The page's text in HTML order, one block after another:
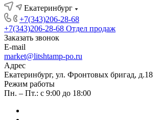
Екатеринбург
+7(343)206-28-68
+7(343)206-28-68 Отдел продаж
Заказать звонок
E-mail
market@litshtamp-po.ru
Адрес
Екатеринбург, ул. Фронтовых бригад, д.18
Режим работы
Пн. – Пт.: с 9:00 до 18:00